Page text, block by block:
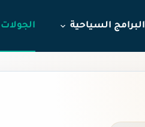
البرامج السياحية